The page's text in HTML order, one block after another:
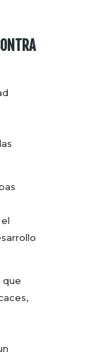
que